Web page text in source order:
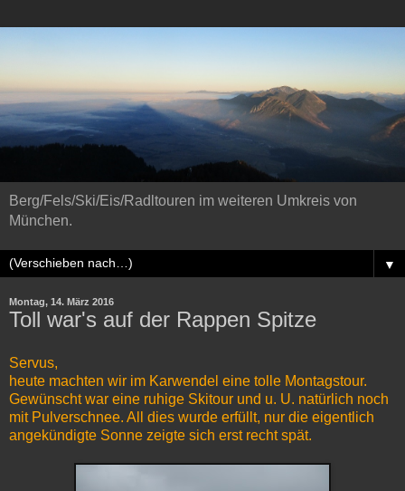
Berg/Fels/Ski/Eis/Radltouren im weiteren Umkreis von
München.
▼
Montag, 14. März 2016
Toll war's auf der Rappen Spitze
Servus,
heute machten wir im Karwendel eine tolle Montagstour.
Gewünscht war eine ruhige Skitour und u. U. natürlich noch
mit Pulverschnee. All dies wurde erfüllt, nur die eigentlich
angekündigte Sonne zeigte sich erst recht spät.